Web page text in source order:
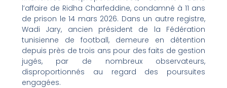
l’affaire de Ridha Charfeddine, condamné à 11 ans
de prison le 14 mars 2026. Dans un autre registre,
Wadi Jary, ancien président de la Fédération
tunisienne de football, demeure en détention
depuis près de trois ans pour des faits de gestion
jugés, par de nombreux observateurs,
disproportionnés au regard des poursuites
engagées.